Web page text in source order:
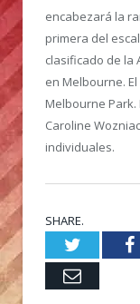
encabezará la
primera del
clasificado de la
en Melbourne.
Melbourne Park.
Caroline
individuales.
SHARE.
Twitter
Email